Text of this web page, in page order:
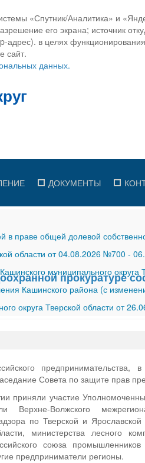
«Спутник/Аналитика» и
его экрана; источник
в целях
сайт.
данных.
ДОКУМЕНТЫ
праве общей долевой
области от 04.08.2026 №700 -
муниципального округа
Кашинского района (с
округа Тверской области от
прокуратуре
предпринимательства,
Совета по защите прав
приняли участие
Верхне-Волжского
по Тверской и
министерства лесного
союза
предприниматели регионы.